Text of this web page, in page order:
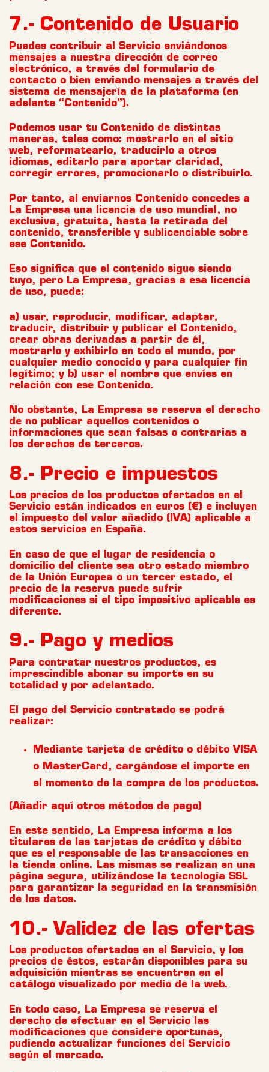
7.- Contenido de Usuario
Puedes contribuir al Servicio enviándonos
mensajes a nuestra dirección de correo
electrónico, a través del formulario de
contacto o bien enviando mensajes a través del
sistema de mensajería de la plataforma (en
adelante “Contenido”).
Podemos usar tu Contenido de distintas
maneras, tales como: mostrarlo en el sitio
web, reformatearlo, traducirlo a otros
idiomas, editarlo para aportar claridad,
corregir errores, promocionarlo o distribuirlo.
Por tanto, al enviarnos Contenido concedes a
La Empresa una licencia de uso mundial, no
exclusiva, gratuita, hasta la retirada del
contenido, transferible y sublicenciable sobre
ese Contenido.
Eso significa que el contenido sigue siendo
tuyo, pero La Empresa, gracias a esa licencia
de uso, puede:
a) usar, reproducir, modificar, adaptar,
traducir, distribuir y publicar el Contenido,
crear obras derivadas a partir de él,
mostrarlo y exhibirlo en todo el mundo, por
cualquier medio conocido y para cualquier fin
legítimo; y b) usar el nombre que envíes en
relación con ese Contenido.
No obstante, La Empresa se reserva el derecho
de no publicar aquellos contenidos o
informaciones que sean falsas o contrarias a
los derechos de terceros.
8.- Precio e impuestos
Los precios de los productos ofertados en el
Servicio están indicados en euros (€) e incluyen
el impuesto del valor añadido (IVA) aplicable a
estos servicios en España.
En caso de que el lugar de residencia o
domicilio del cliente sea otro estado miembro
de la Unión Europea o un tercer estado, el
precio de la reserva puede sufrir
modificaciones si el tipo impositivo aplicable es
diferente.
9.- Pago y medios
Para contratar nuestros productos, es
imprescindible abonar su importe en su
totalidad y por adelantado.
El pago del Servicio contratado se podrá
realizar:
Mediante tarjeta de crédito o débito VISA
o MasterCard, cargándose el importe en
el momento de la compra de los productos.
(Añadir aquí otros métodos de pago)
En este sentido, La Empresa informa a los
titulares de las tarjetas de crédito y débito
que es el responsable de las transacciones en
la tienda online. Las mismas se realizan en una
página segura, utilizándose la tecnología SSL
para garantizar la seguridad en la transmisión
de los datos.
10.- Validez de las ofertas
Los productos ofertados en el Servicio, y los
precios de éstos, estarán disponibles para su
adquisición mientras se encuentren en el
catálogo visualizado por medio de la web.
En todo caso, La Empresa se reserva el
derecho de efectuar en el Servicio las
modificaciones que considere oportunas,
pudiendo actualizar funciones del Servicio
según el mercado.